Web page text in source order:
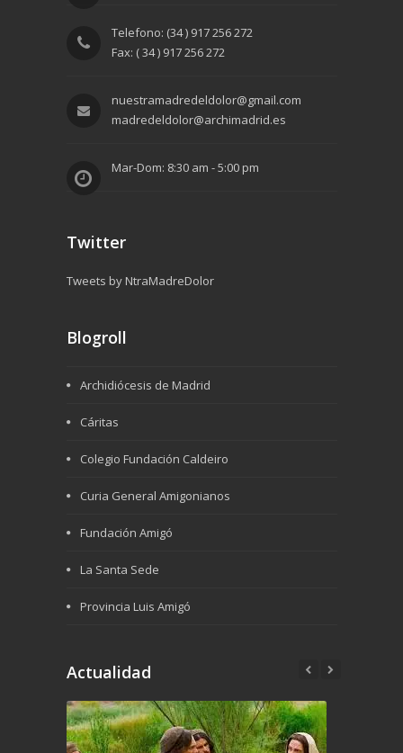
Telefono: (34 ) 917 256 272
Fax: ( 34 ) 917 256 272
nuestramadredeldolor@gmail.com
madredeldolor@archimadrid.es
Mar-Dom: 8:30 am - 5:00 pm
Twitter
Tweets by NtraMadreDolor
Blogroll
Archidiócesis de Madrid
Cáritas
Colegio Fundación Caldeiro
Curia General Amigonianos
Fundación Amigó
La Santa Sede
Provincia Luis Amigó
Actualidad